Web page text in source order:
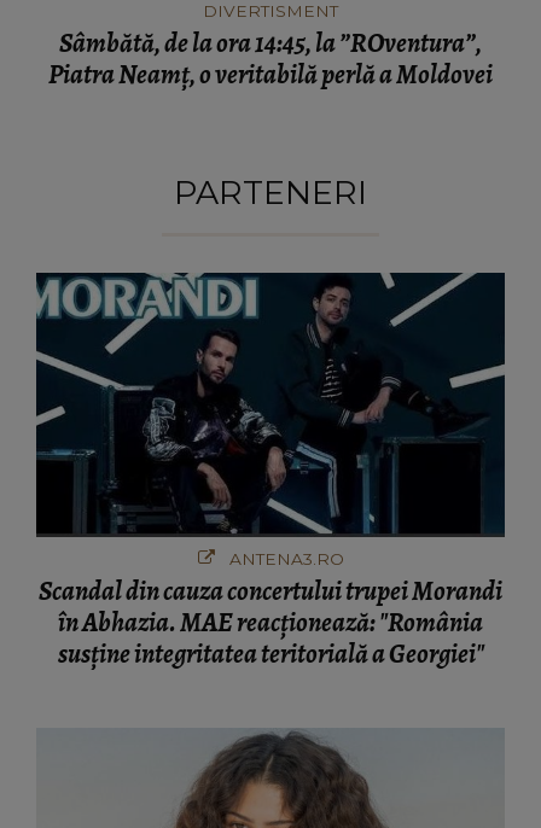
DIVERTISMENT
Sâmbătă, de la ora 14:45, la ”ROventura”,
Piatra Neamț, o veritabilă perlă a Moldovei
PARTENERI
ANTENA3.RO
Scandal din cauza concertului trupei Morandi
în Abhazia. MAE reacționează: "România
susține integritatea teritorială a Georgiei"